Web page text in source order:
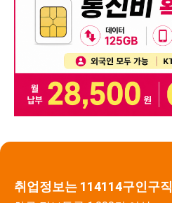
취업정보는 114114구인구직